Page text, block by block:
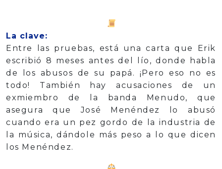
La clave:
Entre las pruebas, está una carta que Erik
escribió 8 meses antes del lío, donde habla
de los abusos de su papá. ¡Pero eso no es
todo! También hay acusaciones de un
exmiembro de la banda Menudo, que
asegura que José Menéndez lo abusó
cuando era un pez gordo de la industria de
la música, dándole más peso a lo que dicen
los Menéndez.